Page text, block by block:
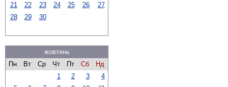
21
22 23 24 25 26
27
28
29 30
жовтень
Пн
Вт Ср Чт Пт Сб
Нд
1
2 3
4